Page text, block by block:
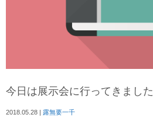
今日は展示会に行ってきました
2018.05.28 | 露無要一千